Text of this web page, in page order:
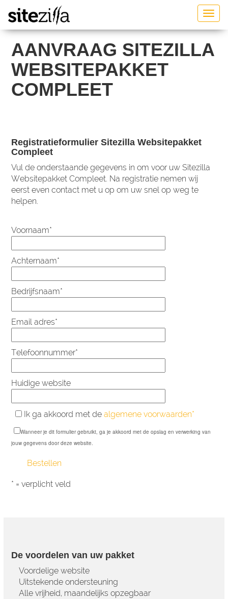
AANVRAAG SITEZILLA
WEBSITEPAKKET
COMPLEET
Registratieformulier Sitezilla Websitepakket
Compleet
Vul de onderstaande gegevens in om voor uw Sitezilla
Websitepakket Compleet. Na registratie nemen wij
eerst even contact met u op om uw snel op weg te
helpen.
Voornaam*
Achternaam*
Bedrijfsnaam*
Email adres*
Telefoonnummer*
Huidige website
Ik ga akkoord met de algemene voorwaarden*
Wanneer je dit formulier gebruikt, ga je akkoord met de opslag en verwerking van
jouw gegevens door deze website.
* = verplicht veld
De voordelen van uw pakket
Voordelige website
Uitstekende ondersteuning
Alle vrijheid, maandelijks opzegbaar